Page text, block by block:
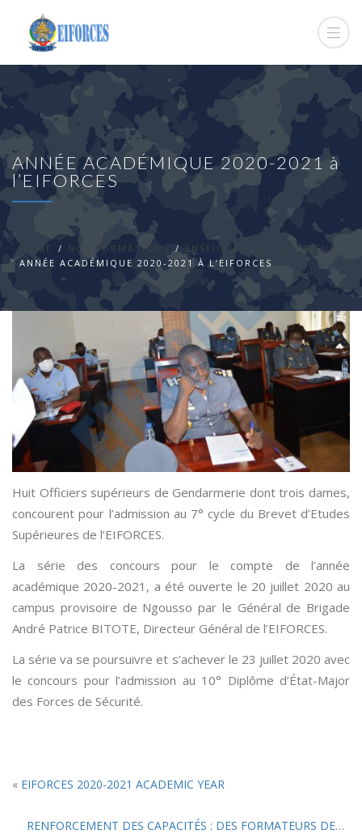
ANNÉE ACADÉMIQUE 2020-2021 à
l’EIFORCES
HOME NOS FORMATIONS
ENSEIGNEMENT SUPÉRIEUR
ANNÉE ACADÉMIQUE 2020-2021 À L’EIFORCES
Huit Officiers supérieurs de Gendarmerie dont trois dames,
concourent pour l’admission au 7° cycle du Brevet d’Etudes
Supérieures de l’EIFORCES.
La série des concours pour le compte de l’année
académique 2020-2021, a été ouverte le 20 juillet 2020 au
campus provisoire de Ngousso par le Général de Brigade
André Patrice BITOTE, Directeur Général de l’EIFORCES.
La série va se poursuivre et s’achever le 23 juillet 2020 avec
le concours pour l’admission au 10° Diplôme d’État-Major
des Forces de Sécurité.
« EIFORCES 2020-2021 ACADEMIC YEAR
RENFORCEMENT DES CAPACITÉS : DES FORMATEURS DES UNITÉS DE POLICE CONSTITUÉES RECYCLÉS